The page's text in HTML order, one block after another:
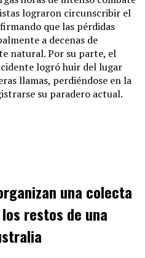
lograron circunscribir el
que las pérdidas
a decenas de
natural. Por su parte, el
logró huir del lugar
llamas, perdiéndose en la
su paradero actual.
una colecta
restos de una